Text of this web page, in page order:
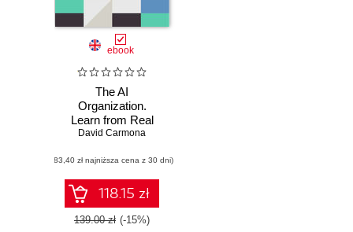
ebook
The AI
Organization.
Learn from Real
Companies and
Journey How to
Redefine Your
Organization with
AI
David Carmona
(83,40 zł najniższa cena z 30 dni)
118.15 zł
139.00 zł (-15%)